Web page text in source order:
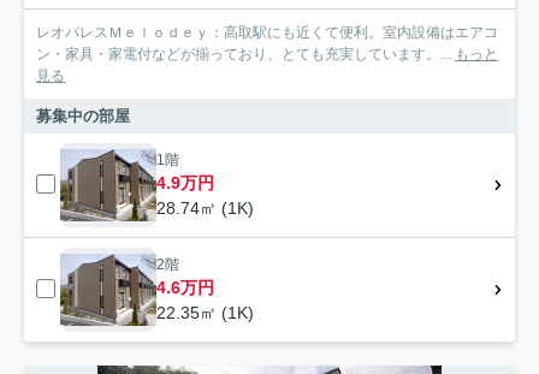
レオパレスＭｅｌｏｄｅｙ：高取駅にも近くて便利。室内設備はエアコ
ン・家具・家電付などが揃っており、とても充実しています。... もっと
見る
募集中の部屋
1階
4.9万円
28.74㎡ (1K)
2階
4.6万円
22.35㎡ (1K)